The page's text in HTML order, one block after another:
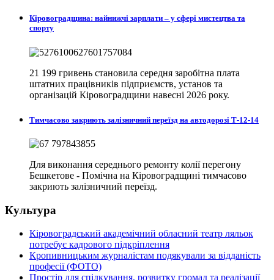
Кіровоградщина: найнижчі зарплати – у сфері мистецтва та
спорту
21 199 гривень становила середня заробітна плата
штатних працівників підприємств, установ та
організацій Кіровоградщини навесні 2026 року.
Тимчасово закриють залізничний переїзд на автодорозі Т-12-14
Для виконання середнього ремонту колії перегону
Бешкетове - Помічна на Кіровоградщині тимчасово
закриють залізничний переїзд.
Культура
Кіровоградський академічний обласний театр ляльок
потребує кадрового підкріплення
Кропивницьким журналістам подякували за відданість
професії (ФОТО)
Простір для спілкування, розвитку громад та реалізації